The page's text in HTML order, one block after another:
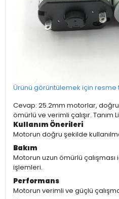
Ürünü görüntülemek için resme
Cevap: 25.2mm motorlar, doğru
ömürlü ve verimli çalışır. Tanım
Kullanım Önerileri
Motorun doğru şekilde
Bakım
Motorun uzun ömürlü
işlemleri.
Performans
Motorun verimli ve güçlü